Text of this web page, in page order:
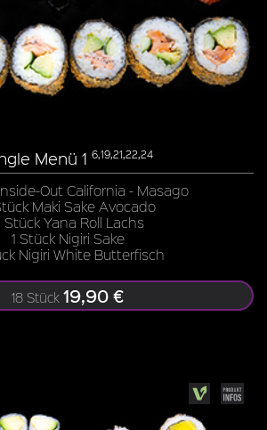
Menü 1 6,19,21,22,24
Out California - Masago
Maki Sake Avocado
Stück Yana Roll Lachs
1 Stück Nigiri Sake
Nigiri White Butterfisch
18 Stück 19,90 €